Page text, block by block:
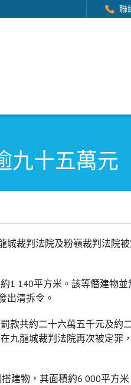
聯
九十五萬元
城裁判法院及粉嶺裁判法院
1 140平方米。該等僭建物並
出清拆令。
款共約二十六萬五千元及約
九龍城裁判法院再次被定罪
建物，其面積約6 000平方